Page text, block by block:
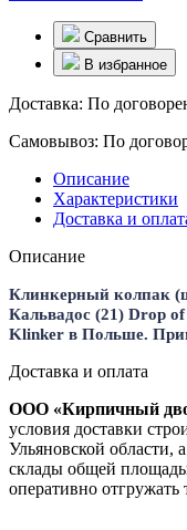
Сравнить
В избранное
Доставка: По
Самовывоз: По
Описание
Характеристики
Доставка и
Описание
Клинкерный колпак
Кальвадос (21) Drop
Klinker в Польше.
Доставка и оплата
ООО «Кирпичный
условия доставки
Ульяновской области,
склады общей
оперативно отгружать